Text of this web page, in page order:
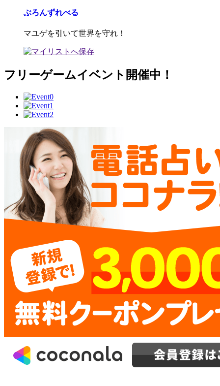
ぶろんずれべる
マユゲを引いて世界を守れ！
フリーゲームイベント開催中！